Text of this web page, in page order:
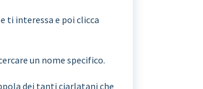
ti interessa e poi clicca
un nome specifico.
dei tanti ciarlatani che